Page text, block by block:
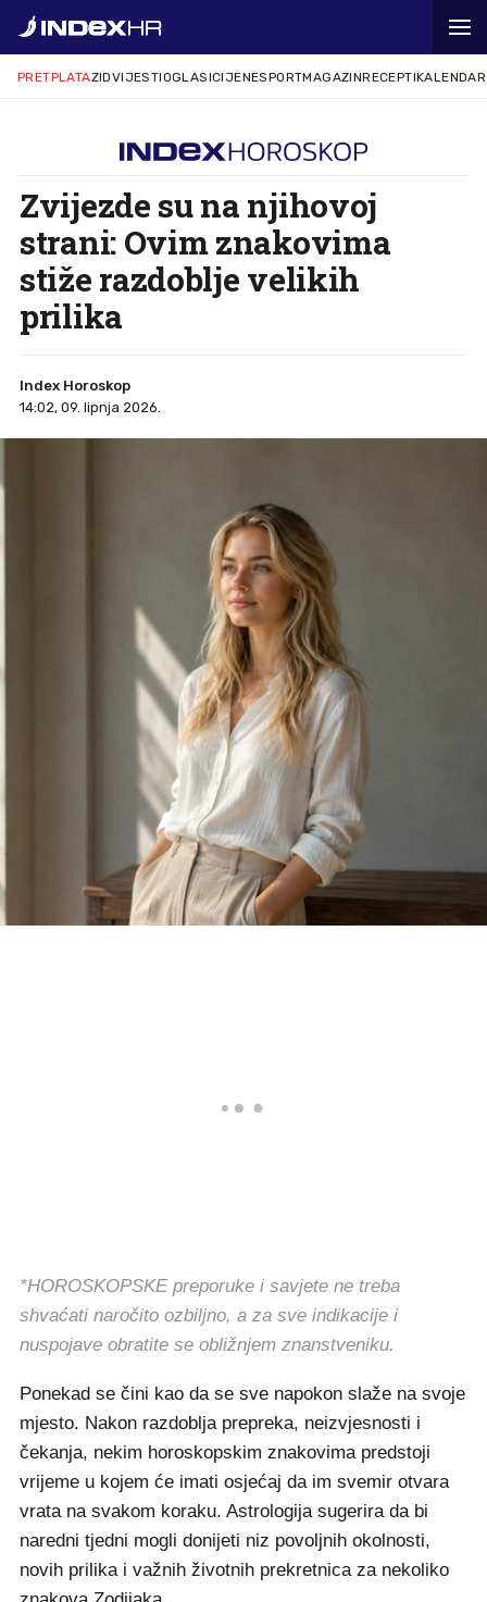
PRETPLATAZIDVIJESTIOGLASICIJENESPORTMAGAZINRECEPTIKALENDAR
Zvijezde su na njihovoj
strani: Ovim znakovima
stiže razdoblje velikih
prilika
Index Horoskop
14:02, 09. lipnja 2026.
*HOROSKOPSKE preporuke i savjete ne treba
shvaćati naročito ozbiljno, a za sve indikacije i
nuspojave obratite se obližnjem znanstveniku.
Ponekad se čini kao da se sve napokon slaže na svoje
mjesto. Nakon razdoblja prepreka, neizvjesnosti i
čekanja, nekim horoskopskim znakovima predstoji
vrijeme u kojem će imati osjećaj da im svemir otvara
vrata na svakom koraku. Astrologija sugerira da bi
naredni tjedni mogli donijeti niz povoljnih okolnosti,
novih prilika i važnih životnih prekretnica za nekoliko